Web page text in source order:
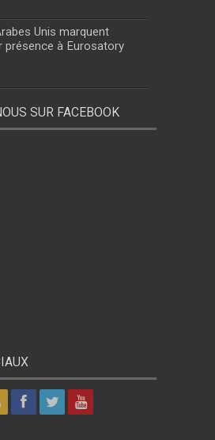
Unis marquent
présence à Eurosatory
SUR FACEBOOK